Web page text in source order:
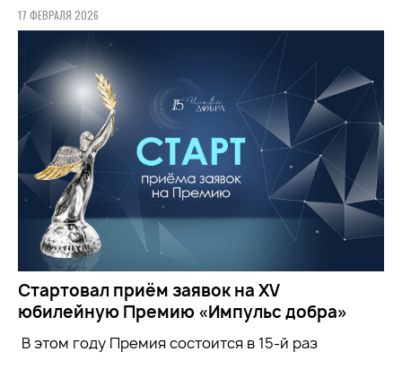
17 ФЕВРАЛЯ 2026
Стартовал приём заявок на XV
юбилейную Премию «Импульс добра»
В этом году Премия состоится в 15-й раз